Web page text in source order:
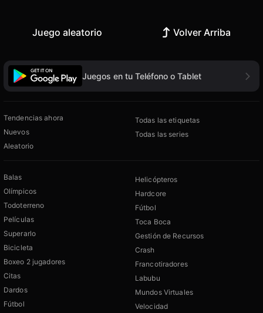
Juego aleatorio Volver Arriba
Juegos en tu Teléfono o Tablet
Tendencias ahora
Nuevos
Aleatorio
Todas las etiquetas
Todas las series
Balas
Olímpicos
Todoterreno
Películas
Superarlo
Bicicleta
Boxeo 2 jugadores
Citas
Dardos
Fútbol
Helicópteros
Hardcore
Fútbol
Toca Boca
Gestión de Recursos
Crash
Francotiradores
Labubu
Mundos Virtuales
Velocidad